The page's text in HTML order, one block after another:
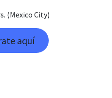
(Mexico City)
aquí